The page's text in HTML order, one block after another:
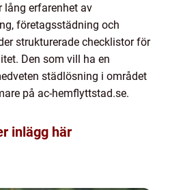
erfarenhet av
företagsstädning och
strukturerade checklistor för
Den som vill ha en
städlösning i området
på ac-hemflyttstad.se.
inlägg här